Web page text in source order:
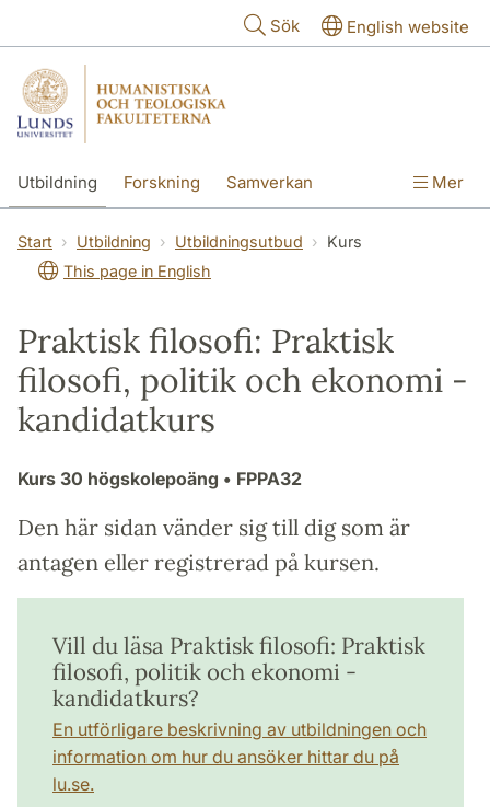
Sök English website
Utbildning Forskning Samverkan Mer
Start Utbildning Utbildningsutbud
Kurs
This page in English
Praktisk filosofi: Praktisk
filosofi, politik och ekonomi -
kandidatkurs
Kurs 30 högskolepoäng • FPPA32
Den här sidan vänder sig till dig som är
antagen eller registrerad på kursen.
Vill du läsa Praktisk filosofi: Praktisk
filosofi, politik och ekonomi -
kandidatkurs?
En utförligare beskrivning av utbildningen och
information om hur du ansöker hittar du på
lu.se.